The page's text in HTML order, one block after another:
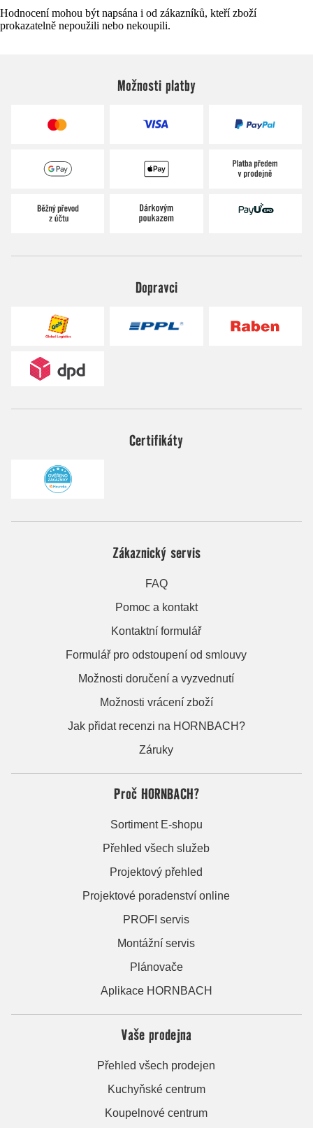
Hodnocení mohou být napsána i od zákazníků, kteří zboží
prokazatelně nepoužili nebo nekoupili.
Možnosti platby
Dopravci
Certifikáty
Zákaznický servis
FAQ
Pomoc a kontakt
Kontaktní formulář
Formulář pro odstoupení od smlouvy
Možnosti doručení a vyzvednutí
Možnosti vrácení zboží
Jak přidat recenzi na HORNBACH?
Záruky
Proč HORNBACH?
Sortiment E-shopu
Přehled všech služeb
Projektový přehled
Projektové poradenství online
PROFI servis
Montážní servis
Plánovače
Aplikace HORNBACH
Vaše prodejna
Přehled všech prodejen
Kuchyňské centrum
Koupelnové centrum